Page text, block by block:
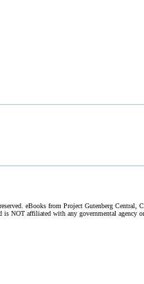
eBooks from Project Gutenberg Central,
NOT affiliated with any governmental agency